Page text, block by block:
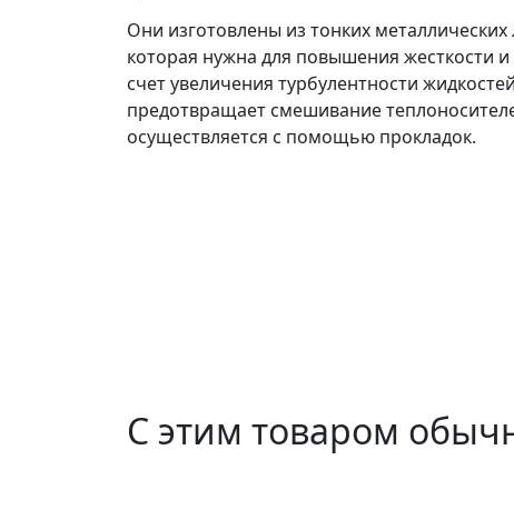
Они изготовлены из тонких
которая нужна для повышения жесткости
счет увеличения турбулентности
предотвращает смешивание
осуществляется с помощью прокладок.
С этим товаром